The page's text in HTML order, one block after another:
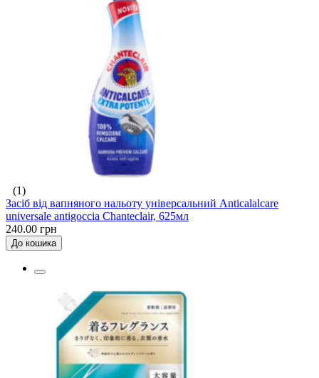
(1)
Засіб від вапняного нальоту універсальний Аnticalalcare
universale antigoccia Chanteclair, 625мл
240.00 грн
До кошика